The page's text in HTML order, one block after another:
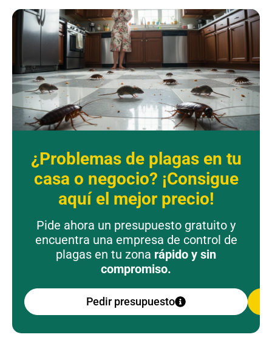
¿Problemas de plagas en tu
casa o negocio? ¡Consigue
aquí el mejor precio!
Pide ahora un presupuesto gratuito y
encuentra una empresa de control de
plagas en tu zona rápido y sin
compromiso.
Pedir presupuesto